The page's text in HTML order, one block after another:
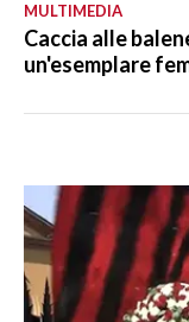
MULTIMEDIA
Caccia alle
un'esemplare